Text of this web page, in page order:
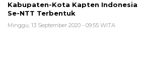
Kabupaten-Kota Kapten Indonesia
Se-NTT Terbentuk
Minggu, 13 September 2020 - 09:55 WITA